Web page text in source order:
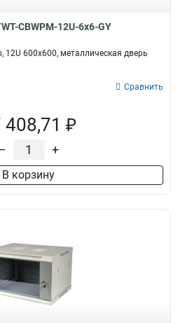
CBWPM-12U-6x6-GY
12U 600x600, металлическая дверь
Сравнить
408,71 ₽
+
В корзину